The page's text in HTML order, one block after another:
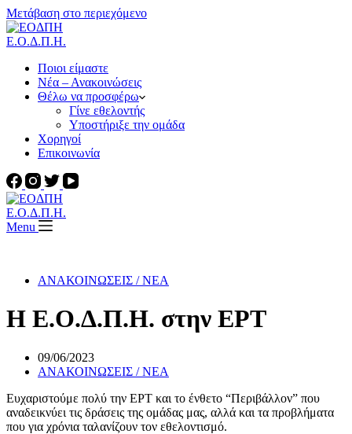
Μετάβαση στο περιεχόμενο
Ε.Ο.Δ.Π.Η.
Ποιοι είμαστε
Νέα – Ανακοινώσεις
Θέλω να προσφέρω
Γίνε εθελοντής
Υποστήριξε την ομάδα
Χορηγοί
Επικοινωνία
Ε.Ο.Δ.Π.Η.
Menu
ΑΝΑΚΟΙΝΩΣΕΙΣ / ΝΕΑ
Η Ε.Ο.Δ.Π.Η. στην ΕΡΤ
09/06/2023
ΑΝΑΚΟΙΝΩΣΕΙΣ / ΝΕΑ
Ευχαριστούμε πολύ την ΕΡΤ και το ένθετο “Περιβάλλον” που
αναδεικνύει τις δράσεις της ομάδας μας, αλλά και τα προβλήματα
που για χρόνια ταλανίζουν τον εθελοντισμό.